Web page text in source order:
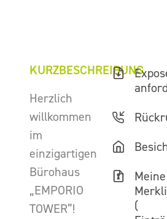
KURZBESCHREIBUNG
Herzlich
willkommen
im
einzigartigen
Bürohaus
„EMPORIO
TOWER”!
Meine
(